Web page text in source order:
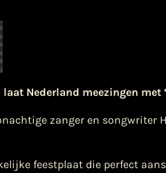
laat Nederland meezingen met
zanger en songwriter
feestplaat die perfect